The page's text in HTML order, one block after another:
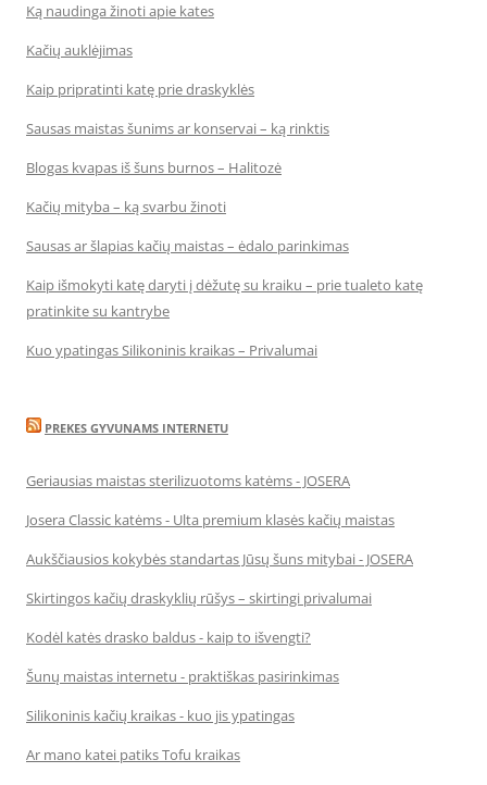
Ką naudinga žinoti apie kates
Kačių auklėjimas
Kaip pripratinti katę prie draskyklės
Sausas maistas šunims ar konservai – ką rinktis
Blogas kvapas iš šuns burnos – Halitozė
Kačių mityba – ką svarbu žinoti
Sausas ar šlapias kačių maistas – ėdalo parinkimas
Kaip išmokyti katę daryti į dėžutę su kraiku – prie tualeto katę
pratinkite su kantrybe
Kuo ypatingas Silikoninis kraikas – Privalumai
PREKES GYVUNAMS INTERNETU
Geriausias maistas sterilizuotoms katėms - JOSERA
Josera Classic katėms - Ulta premium klasės kačių maistas
Aukščiausios kokybės standartas Jūsų šuns mitybai - JOSERA
Skirtingos kačių draskyklių rūšys – skirtingi privalumai
Kodėl katės drasko baldus - kaip to išvengti?
Šunų maistas internetu - praktiškas pasirinkimas
Silikoninis kačių kraikas - kuo jis ypatingas
Ar mano katei patiks Tofu kraikas